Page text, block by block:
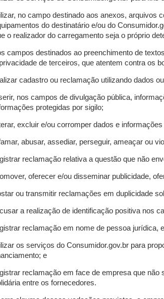
no campo destinado aos anexos, arquivos
do destinatário e/ou do
o realizador do carregamento seja o próprio
campos destinados ao preenchimento de
de terceiros, que atentem contra os
cadastro ou reclamação utilizando dados
nos campos de divulgação pública,
protegidas por sigilo;
excluir e/ou corromper dados e
abusar, assediar, perseguir, ameaçar ou
reclamação relativa a questão que não
oferecer e/ou disseminar publicidade,
ou transmitir reclamações em duplicidade
a realização de identificação positiva nos
reclamação em nome de pessoa jurídica,
os serviços do Consumidor.gov.br para
e
reclamação em face de empresa que
entre os fornecedores.